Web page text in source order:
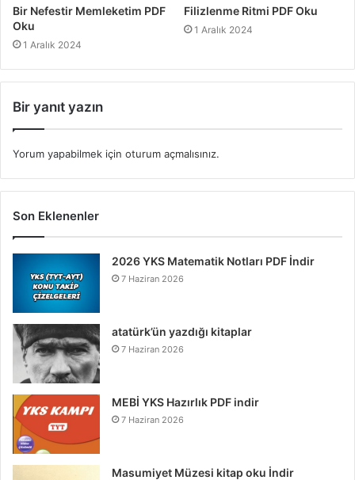
Bir Nefestir Memleketim PDF
Oku
1 Aralık 2024
Filizlenme Ritmi PDF Oku
1 Aralık 2024
Bir yanıt yazın
Yorum yapabilmek için oturum açmalısınız.
Son Eklenenler
2026 YKS Matematik Notları PDF İndir
7 Haziran 2026
atatürk’ün yazdığı kitaplar
7 Haziran 2026
MEBİ YKS Hazırlık PDF indir
7 Haziran 2026
Masumiyet Müzesi kitap oku İndir